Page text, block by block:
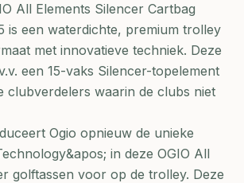
All Elements Silencer Cartbag
is een waterdichte, premium trolley
met innovatieve techniek. Deze
een 15-vaks Silencer-topelement
clubverdelers waarin de clubs niet
Ogio opnieuw de unieke
in deze OGIO All
golftassen voor op de trolley. Deze